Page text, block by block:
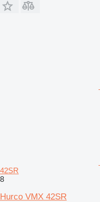
42SR
8
Hurco VMX 42SR